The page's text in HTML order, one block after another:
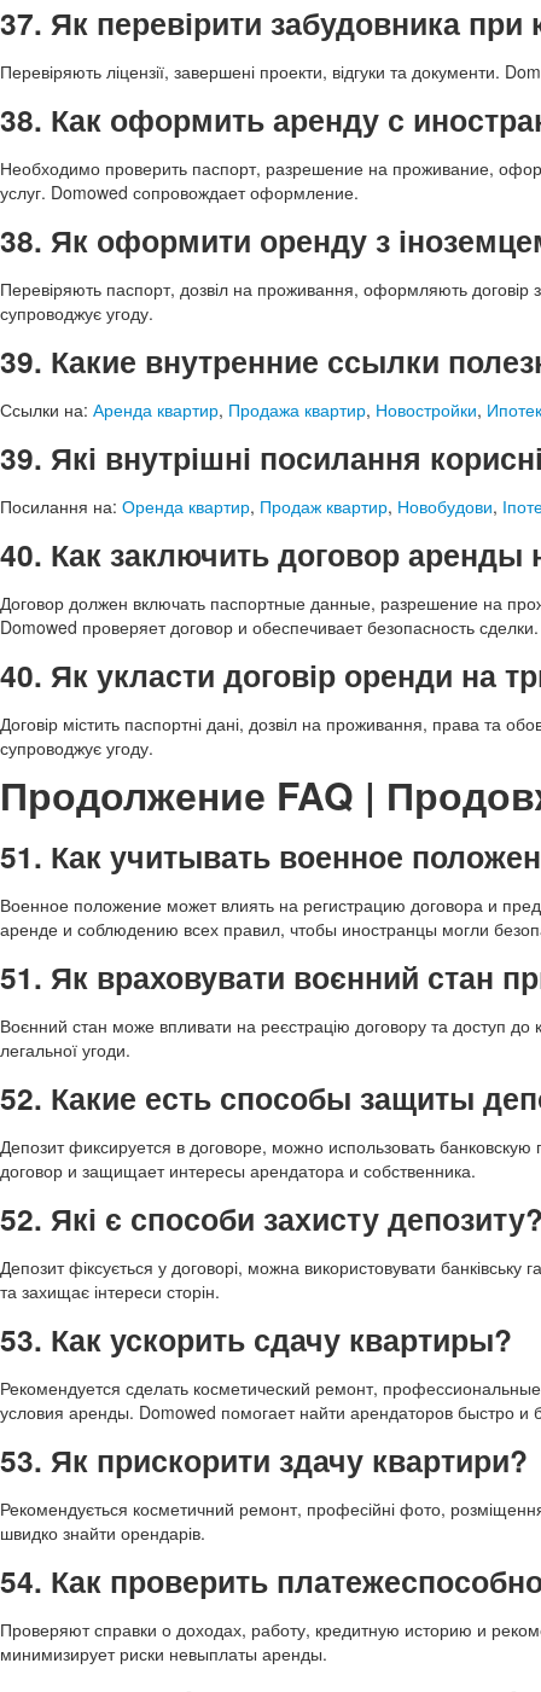
37. Як перевірити забудовника при
Перевіряють ліцензії, завершені проекти, відгуки та документи.
38. Как оформить аренду с
Необходимо проверить паспорт, разрешение на проживание,
услуг. Domowed сопровождает оформление.
38. Як оформити оренду з
Перевіряють паспорт, дозвіл на проживання, оформляють
супроводжує угоду.
39. Какие внутренние ссылки
Ссылки на: Аренда квартир, Продажа квартир, Новостройки,
39. Які внутрішні посилання
Посилання на: Оренда квартир, Продаж квартир, Новобудови,
40. Как заключить договор аренды
Договор должен включать паспортные данные, разрешение на
Domowed проверяет договор и обеспечивает безопасность сделки.
40. Як укласти договір оренди на
Договір містить паспортні дані, дозвіл на проживання, права та
супроводжує угоду.
Продолжение FAQ |
51. Как учитывать военное
Военное положение может влиять на регистрацию договора и
аренде и соблюдению всех правил, чтобы иностранцы могли
51. Як враховувати воєнний стан
Воєнний стан може впливати на реєстрацію договору та доступ
легальної угоди.
52. Какие есть способы защиты
Депозит фиксируется в договоре, можно использовать
договор и защищает интересы арендатора и собственника.
52. Які є способи захисту
Депозит фіксується у договорі, можна використовувати
та захищає інтереси сторін.
53. Как ускорить сдачу квартиры?
Рекомендуется сделать косметический ремонт,
условия аренды. Domowed помогает найти арендаторов быстро и
53. Як прискорити здачу квартири?
Рекомендується косметичний ремонт, професійні фото,
швидко знайти орендарів.
54. Как проверить
Проверяют справки о доходах, работу, кредитную историю и
минимизирует риски невыплаты аренды.